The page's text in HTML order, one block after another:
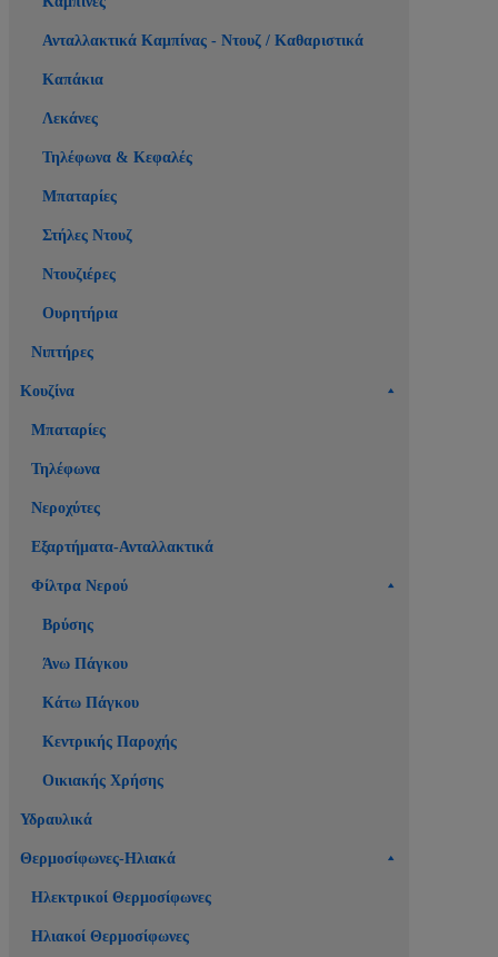
Ανταλλακτικά Καμπίνας - Ντουζ / Καθαριστικά
Καπάκια
Λεκάνες
Τηλέφωνα & Κεφαλές
Μπαταρίες
Στήλες Ντουζ
Ντουζιέρες
Ουρητήρια
Νιπτήρες
Κουζίνα
Μπαταρίες
Τηλέφωνα
Νεροχύτες
Εξαρτήματα-Ανταλλακτικά
Φίλτρα Νερού
Βρύσης
Άνω Πάγκου
Κάτω Πάγκου
Κεντρικής Παροχής
Οικιακής Χρήσης
Υδραυλικά
Θερμοσίφωνες-Ηλιακά
Ηλεκτρικοί Θερμοσίφωνες
Ηλιακοί Θερμοσίφωνες